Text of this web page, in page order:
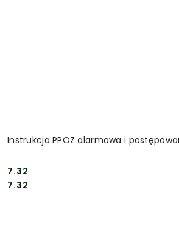
Instrukcja PPOZ alarmowa i
Cena:
7.32
Cena:
7.32